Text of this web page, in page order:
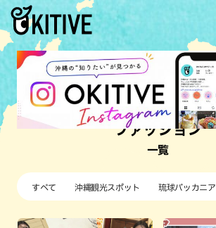
ファッション
一覧
すべて 沖縄観光スポット 琉球バッカニア